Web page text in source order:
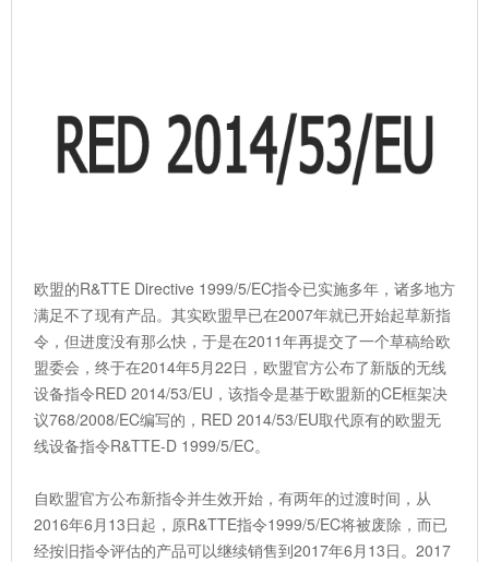
欧盟的R&TTE Directive 1999/5/EC指令已实施多年，诸多地方
满足不了现有产品。其实欧盟早已在2007年就已开始起草新指
令，但进度没有那么快，于是在2011年再提交了一个草稿给欧
盟委会，终于在2014年5月22日，欧盟官方公布了新版的无线
设备指令RED 2014/53/EU，该指令是基于欧盟新的CE框架决
议768/2008/EC编写的，RED 2014/53/EU取代原有的欧盟无
线设备指令R&TTE-D 1999/5/EC。
自欧盟官方公布新指令并生效开始，有两年的过渡时间，从
2016年6月13日起，原R&TTE指令1999/5/EC将被废除，而已
经按旧指令评估的产品可以继续销售到2017年6月13日。2017